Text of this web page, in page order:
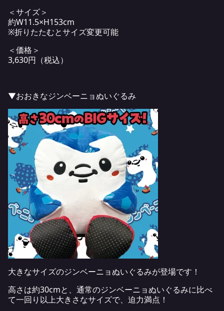
＜サイズ＞
約W11.5×H153cm
※折りたたむとサイズ変更可能
＜価格＞
3,630円（税込）
▼おおきなジンベーニョぬいぐるみ
大きなサイズのジンベーニョぬいぐるみが登場です！
高さは約30cmと、通常のジンベーニョぬいぐるみに比べ
て一回り以上大きさなサイズで、迫力満点！